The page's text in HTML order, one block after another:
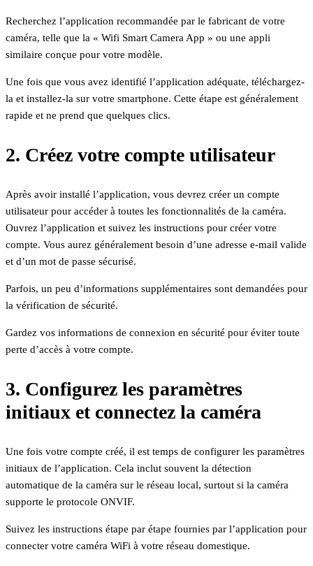
Recherchez l’application recommandée par le fabricant de votre
caméra, telle que la « Wifi Smart Camera App » ou une appli
similaire conçue pour votre modèle.
Une fois que vous avez identifié l’application adéquate, téléchargez-
la et installez-la sur votre smartphone. Cette étape est généralement
rapide et ne prend que quelques clics.
2. Créez votre compte utilisateur
Après avoir installé l’application, vous devrez créer un compte
utilisateur pour accéder à toutes les fonctionnalités de la caméra.
Ouvrez l’application et suivez les instructions pour créer votre
compte. Vous aurez généralement besoin d’une adresse e-mail valide
et d’un mot de passe sécurisé.
Parfois, un peu d’informations supplémentaires sont demandées pour
la vérification de sécurité.
Gardez vos informations de connexion en sécurité pour éviter toute
perte d’accès à votre compte.
3. Configurez les paramètres
initiaux et connectez la caméra
Une fois votre compte créé, il est temps de configurer les paramètres
initiaux de l’application. Cela inclut souvent la détection
automatique de la caméra sur le réseau local, surtout si la caméra
supporte le protocole ONVIF.
Suivez les instructions étape par étape fournies par l’application pour
connecter votre caméra WiFi à votre réseau domestique.